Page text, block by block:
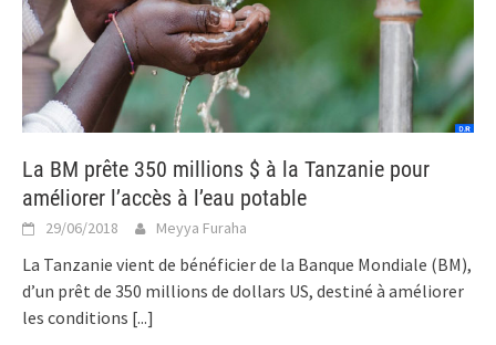
La BM prête 350 millions $ à la Tanzanie pour
améliorer l’accès à l’eau potable
29/06/2018 Meyya Furaha
La Tanzanie vient de bénéficier de la Banque Mondiale (BM),
d’un prêt de 350 millions de dollars US, destiné à améliorer
les conditions [...]